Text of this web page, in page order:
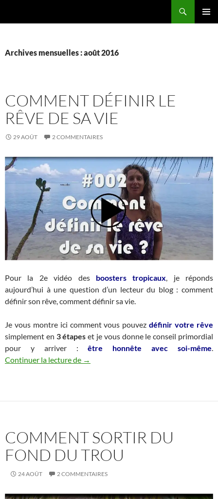
Archives mensuelles : août 2016
COMMENT DÉFINIR LE
RÊVE DE SA VIE
29 AOÛT 2 COMMENTAIRES
Pour la 2e vidéo des boosters tropicaux , je réponds
aujourd’hui à une question d’un lecteur du blog : comment
définir son rêve, comment définir sa vie.
Je vous montre ici comment vous pouvezdéfinir votre rêve
simplement en 3 étapes et je vous donne le conseil primordial
pour y arriver :être honnête avec soi-même
Continuer la lecture de
Comment définir le rêve de sa vie
→
COMMENT SORTIR DU
FOND DU TROU
24 AOÛT 2 COMMENTAIRES